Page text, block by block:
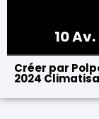
10
Créer par
2024